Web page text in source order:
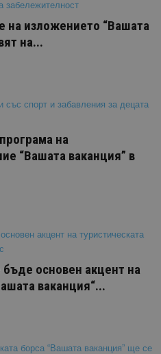
на изложението “Вашата
на...
на
“Вашата ваканция” в
основен акцент на
ваканция“...